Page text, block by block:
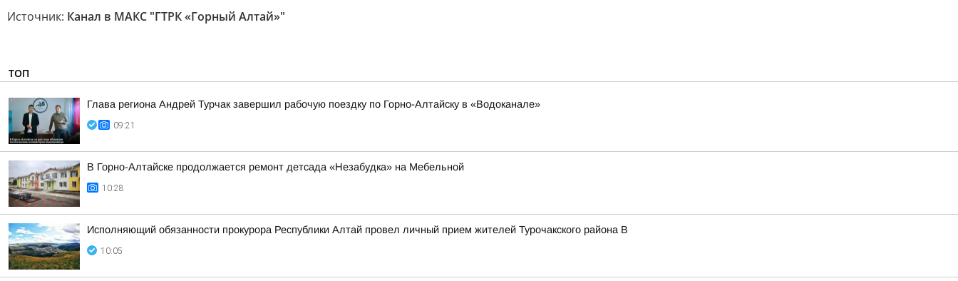
Источник: Канал в МАКС "ГТРК «Горный Алтай»"
ТОП
Глава региона Андрей Турчак завершил рабочую поездку по Горно-Алтайску в «Водоканале»
09:21
В Горно-Алтайске продолжается ремонт детсада «Незабудка» на Мебельной
10:28
Исполняющий обязанности прокурора Республики Алтай провел личный прием жителей Турочакского района В
10:05